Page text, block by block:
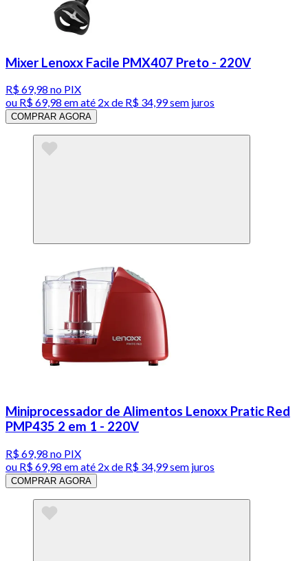
Mixer Lenoxx Facile PMX407 Preto - 220V
R$ 69,98 no PIX
ou R$ 69,98 em até 2x de R$ 34,99 sem juros
COMPRAR AGORA
Miniprocessador de Alimentos Lenoxx Pratic Red
PMP435 2 em 1 - 220V
R$ 69,98 no PIX
ou R$ 69,98 em até 2x de R$ 34,99 sem juros
COMPRAR AGORA